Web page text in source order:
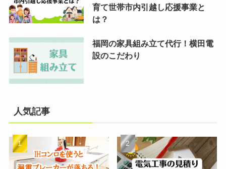
育て世帯市内引越し応援事業と
は？
福岡の家具組み立て代行！横田電
設のこだわり
人気記事